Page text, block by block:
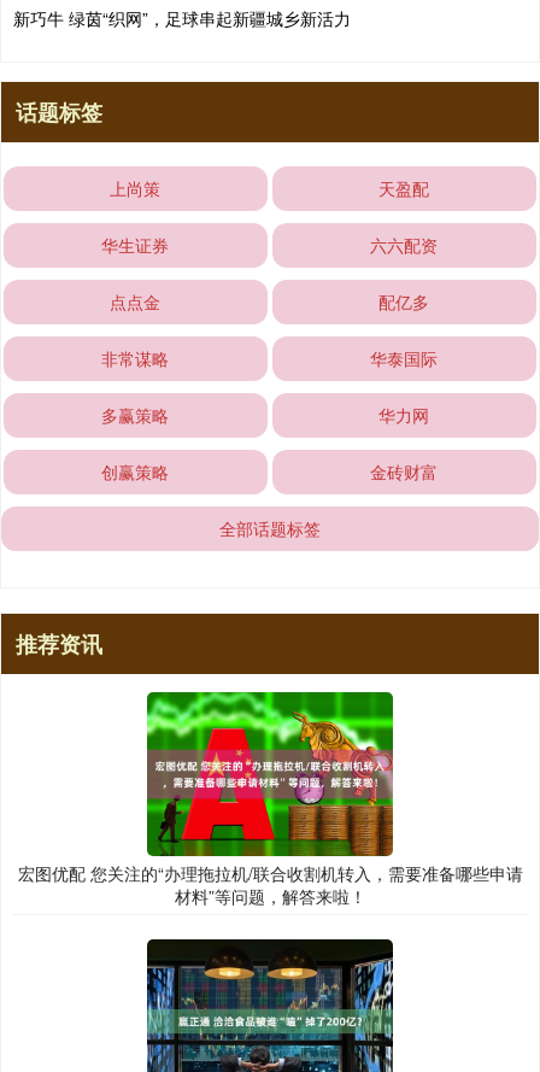
新巧牛 绿茵“织网”，足球串起新疆城乡新活力
话题标签
上尚策 天盈配
华生证券 六六配资
点点金 配亿多
非常谋略 华泰国际
多赢策略 华力网
创赢策略 金砖财富
全部话题标签
推荐资讯
宏图优配 您关注的“办理拖拉机/联合收割机转入，需要准备哪些申请
材料”等问题，解答来啦！